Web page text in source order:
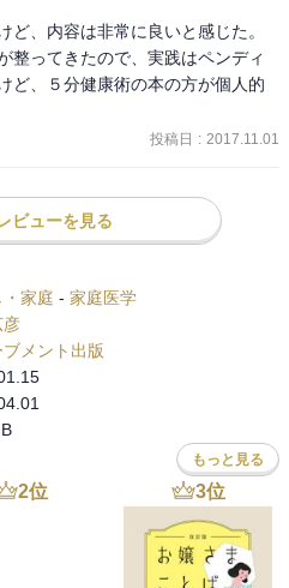
た本が、多くの読者の声に応え、
く進化しました！
売された『首を整えると脳が体を
たものです。
、内容は非常に良いと感じた。
整ってきたので、実践はペンディ
ど、５分健康術の本の方が個人的
投稿日 : 2017.11.01
ビューを見る
・家庭 - 家庭医学
彦
ブメント出版
もっと見る
2位 3位